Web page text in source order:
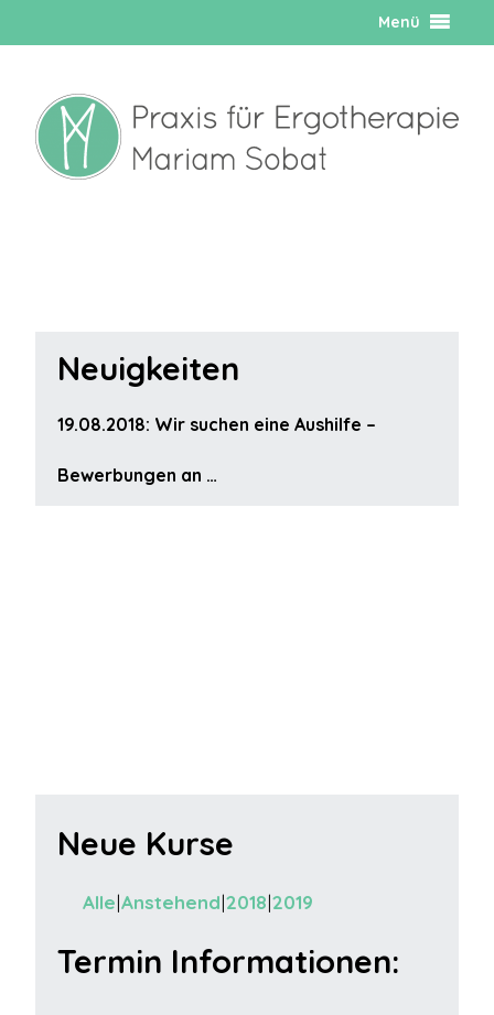
Menü
Neuigkeiten
19.08.2018: Wir suchen eine Aushilfe –
Bewerbungen an …
Neue Kurse
Alle Anstehend 2018 2019
Termin Informationen: